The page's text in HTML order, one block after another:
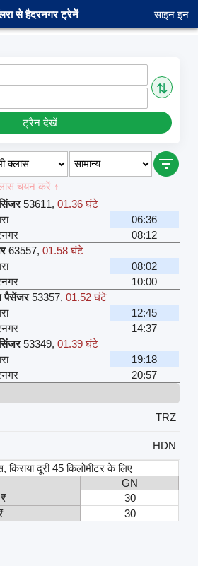
से हैदरनगर ट्रेनें साइन इन
⇅
ट्रैन देखें
चयन करें ↑
53611,01.36 घंटे
06:36
08:12
63557,01.58 घंटे
08:02
10:00
पैसेंजर 53357,01.52 घंटे
12:45
14:37
53349,01.39 घंटे
19:18
20:57
TRZ
HDN
दूरी 45 किलोमीटर के लिए
GN
30
30